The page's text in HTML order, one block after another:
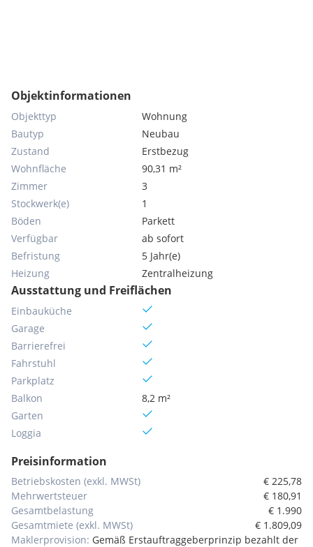
Objektinformationen
Objekttyp
Wohnung
Bautyp
Neubau
Zustand
Erstbezug
Wohnfläche
90,31 m²
Zimmer
3
Stockwerk(e)
1
Böden
Parkett
Verfügbar
ab sofort
Befristung
5 Jahr(e)
Heizung
Zentralheizung
Ausstattung und Freiflächen
Einbauküche
Garage
Barrierefrei
Fahrstuhl
Parkplatz
Balkon
8,2 m²
Garten
Loggia
Preisinformation
Betriebskosten (exkl. MWSt)
€ 225,78
Mehrwertsteuer
€ 180,91
Gesamtbelastung
€ 1.990
Gesamtmiete (exkl. MWSt)
€ 1.809,09
Maklerprovision: Gemäß Erstauftraggeberprinzip bezahlt der